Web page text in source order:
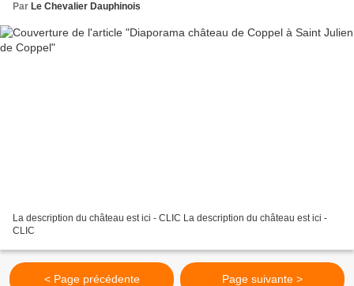
Par Le Chevalier Dauphinois
La description du château est ici - CLIC La description du château est ici -
CLIC
< Page précédente Page suivante >